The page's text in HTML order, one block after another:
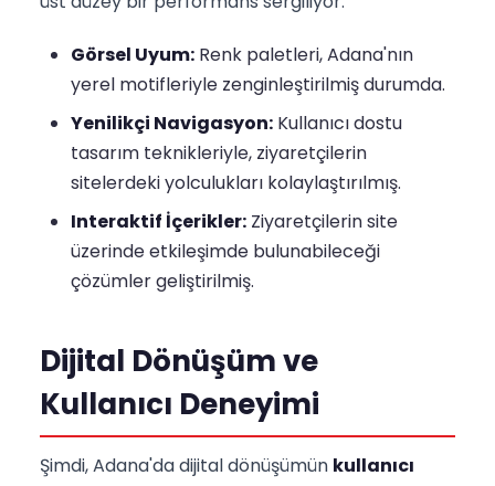
Görsel Uyum: Renk paletleri, Adana'nın
yerel motifleriyle zenginleştirilmiş durumda.
Yenilikçi Navigasyon: Kullanıcı dostu
tasarım teknikleriyle, ziyaretçilerin
sitelerdeki yolculukları kolaylaştırılmış.
Interaktif İçerikler: Ziyaretçilerin site
üzerinde etkileşimde bulunabileceği
çözümler geliştirilmiş.
Dijital Dönüşüm ve
Kullanıcı Deneyimi
Şimdi, Adana'da dijital dönüşümün kullanıcı